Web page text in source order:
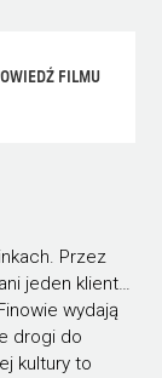
FILMU
Przez
jeden klient…
wydają
drogi do
kultury to